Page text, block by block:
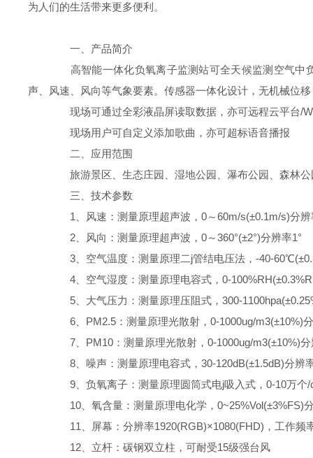
为人们的生活带来更多便利。
一、产品简介
高智能一体化负氧离子监测站可全天候监测空气中
声、风速、风向等气象要素。传感器一体化设计，无机械位
现场可通过全彩液晶屏读取数据，亦可远程云平台/
现场用户可自定义添加歌曲，亦可超标语音播报
二、应用范围
旅游景区、生态庄园、湿地公园、瀑布公园、森林公
三、技术参数
1、风速：测量原理超声波，0～60m/s(±0.1m/s)分辨
2、风向：测量原理超声波，0～360°(±2°)分辨率1°
3、空气温度：测量原理二j管结电压法，-40-
4、空气湿度：测量原理电容式，0-
5、大气压力：测量原理压阻式，300-
6、PM2.5：测量原理光散射，0-1000ug/m3(±10%)
7、PM10：测量原理光散射，0-1000ug/m3(±10%)分
8、噪声：测量原理电容式，30-120dB(±1.5dB)分辨
9、负氧离子：测量原理圆筒式电j吸入式，0-10万个/
10、氧含量：测量原理电化学，0~25%Vol(±3%FS)
11、屏幕：分辨率1920(RGB)×1080(FHD)，工作频
12、立杆：碳钢双立柱，可耐受15级强台风